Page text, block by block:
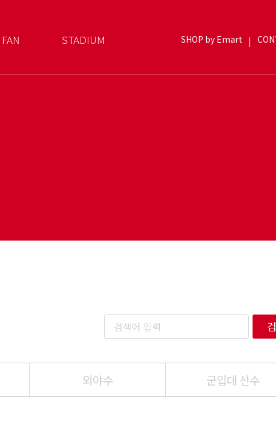
FAN STADIUM SHOP by Emart |
외야수 군입대 선수